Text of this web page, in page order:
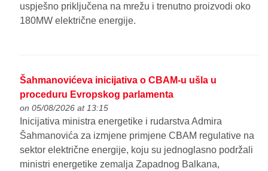
uspješno priključena na mrežu i trenutno proizvodi oko
180MW električne energije.
Šahmanovićeva inicijativa o CBAM-u ušla u
proceduru Evropskog parlamenta
on 05/08/2026 at 13:15
Inicijativa ministra energetike i rudarstva Admira
Šahmanovića za izmjene primjene CBAM regulative na
sektor električne energije, koju su jednoglasno podržali
ministri energetike zemalja Zapadnog Balkana,